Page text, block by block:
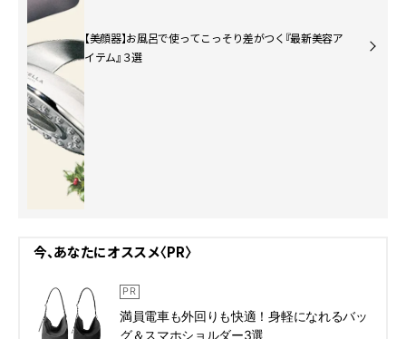
【美顔器】お風呂で使ってこっそり差がつく『最新美容ア
イテム』３選
今、あなたにオススメ〈PR〉
満員電車も外回りも快適！身軽になれるバッ
グ＆スマホショルダー3選